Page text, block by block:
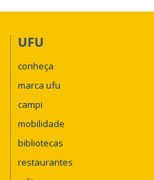
UFU
conheça
marca ufu
campi
mobilidade
bibliotecas
restaurantes